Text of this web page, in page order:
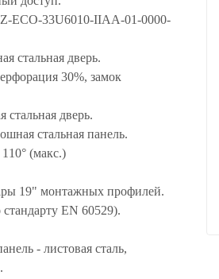
ECO-33U6010-IIAA-01-0000-
стальная дверь.
30%, замок
стальная дверь.
стальная панель.
(макс.)
19" монтажных профилей.
EN 60529).
- листовая сталь,